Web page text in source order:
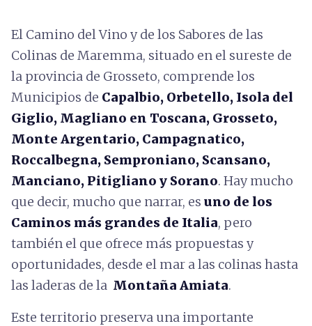
El Camino del Vino y de los Sabores de las
Colinas de Maremma, situado en el sureste de
la provincia de Grosseto, comprende los
Municipios de Capalbio, Orbetello, Isola del
Giglio, Magliano en Toscana, Grosseto,
Monte Argentario, Campagnatico,
Roccalbegna, Semproniano, Scansano,
Manciano, Pitigliano y Sorano. Hay mucho
que decir, mucho que narrar, es uno de los
Caminos más grandes de Italia, pero
también el que ofrece más propuestas y
oportunidades, desde el mar a las colinas hasta
las laderas de la Montaña Amiata.
Este territorio preserva una importante